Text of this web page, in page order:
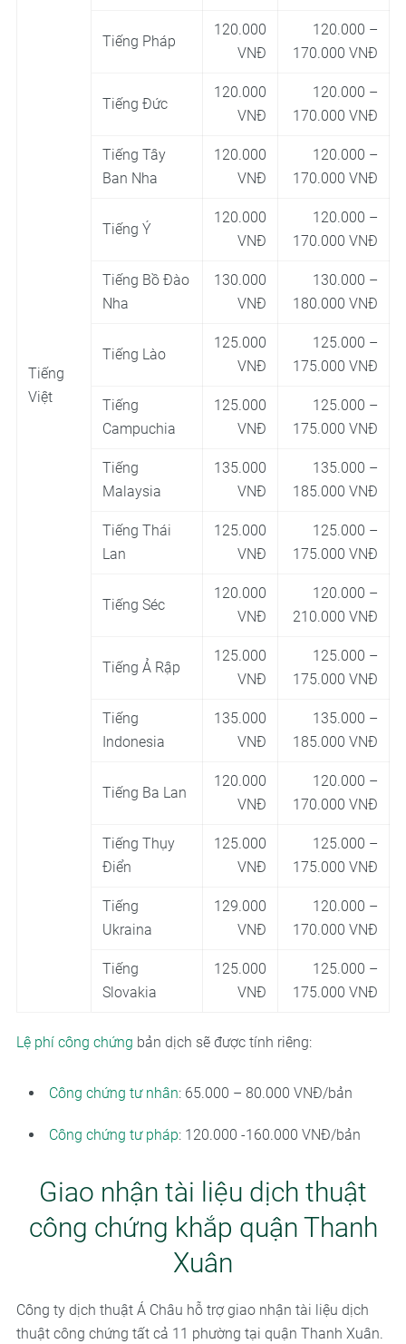
Tiếng
Việt
Tiếng Pháp
120.000
VNĐ
120.000 –
170.000 VNĐ
Tiếng Đức
120.000
VNĐ
120.000 –
170.000 VNĐ
Tiếng Tây
Ban Nha
120.000
VNĐ
120.000 –
170.000 VNĐ
Tiếng Ý
120.000
VNĐ
120.000 –
170.000 VNĐ
Tiếng Bồ Đào
Nha
130.000
VNĐ
130.000 –
180.000 VNĐ
Tiếng Lào
125.000
VNĐ
125.000 –
175.000 VNĐ
Tiếng
Campuchia
125.000
VNĐ
125.000 –
175.000 VNĐ
Tiếng
Malaysia
135.000
VNĐ
135.000 –
185.000 VNĐ
Tiếng Thái
Lan
125.000
VNĐ
125.000 –
175.000 VNĐ
Tiếng Séc
120.000
VNĐ
120.000 –
210.000 VNĐ
Tiếng Ả Rập
125.000
VNĐ
125.000 –
175.000 VNĐ
Tiếng
Indonesia
135.000
VNĐ
135.000 –
185.000 VNĐ
Tiếng Ba Lan
120.000
VNĐ
120.000 –
170.000 VNĐ
Tiếng Thụy
Điển
125.000
VNĐ
125.000 –
175.000 VNĐ
Tiếng
Ukraina
129.000
VNĐ
120.000 –
170.000 VNĐ
Tiếng
Slovakia
125.000
VNĐ
125.000 –
175.000 VNĐ
Lệ phí công chứng bản dịch sẽ được tính riêng:
Công chứng tư nhân: 65.000 – 80.000 VNĐ/bản
Công chứng tư pháp: 120.000 -160.000 VNĐ/bản
Giao nhận tài liệu dịch thuật
công chứng khắp quận Thanh
Xuân
Công ty dịch thuật Á Châu hỗ trợ giao nhận tài liệu dịch
thuật công chứng tất cả 11 phường tại quận Thanh Xuân.